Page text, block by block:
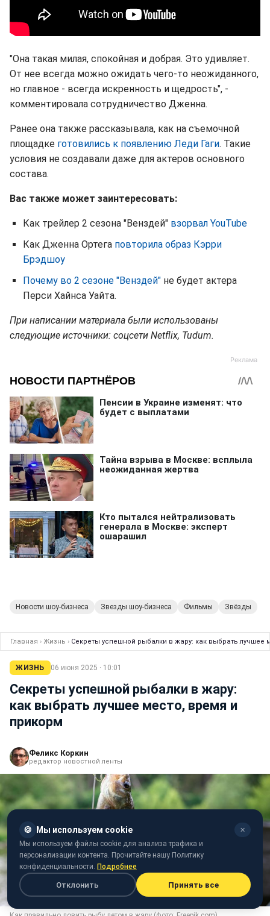
"Она такая милая, спокойная и добрая. Это удивляет.
От нее всегда можно ожидать чего-то неожиданного,
но главное - всегда искренность и щедрость", -
комментировала сотрудничество Дженна.
Ранее она также рассказывала, как на съемочной
площадке готовились к появлению Леди Гаги. Такие
условия не создавали даже для актеров основного
состава.
Вас также может заинтересовать:
Как трейлер 2 сезона "Венздей" взорвал YouTube
Как Дженна Ортега повторила образ Кэрри
Брэдшоу
Почему во 2 сезоне "Венздей" не будет актера
Перси Хайнса Уайта.
При написании материала были использованы
следующие источники: соцсети Netflix, Tudum.
Новости шоу-бизнеса Звезды шоу-бизнеса Фильмы Звёзды
Главная › Жизнь › Секреты успешной рыбалки в жару: как выбрать лучшее
ЖИЗНЬ 06 июня 2025 · 10:01
Секреты успешной рыбалки в жару:
как выбрать лучшее место, время и
прикорм
Феликс Коркин
редактор новостной ленты
🍪 Мы используем cookie ✕
Мы используем файлы cookie для анализа трафика и
персонализации контента. Прочитайте нашу Политику
конфиденциальности. Подробнее
Отклонить Принять все